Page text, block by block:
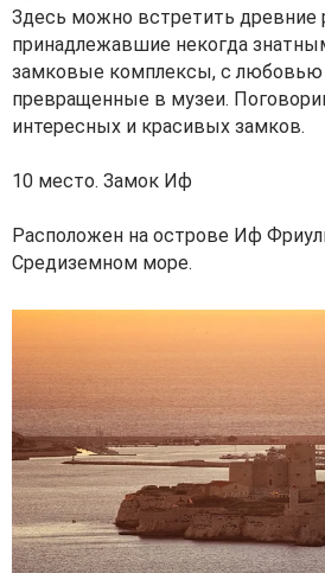
Здесь можно встретить древние
принадлежавшие некогда
замковые комплексы, с любовью
превращенные в музеи.
интересных и красивых замков.
10 место. Замок Иф
Расположен на острове Иф
Средиземном море.